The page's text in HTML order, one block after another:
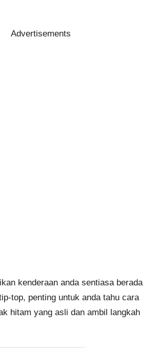
Advertisements
kenderaan anda sentiasa berada
top, penting untuk anda tahu cara
hitam yang asli dan ambil langkah